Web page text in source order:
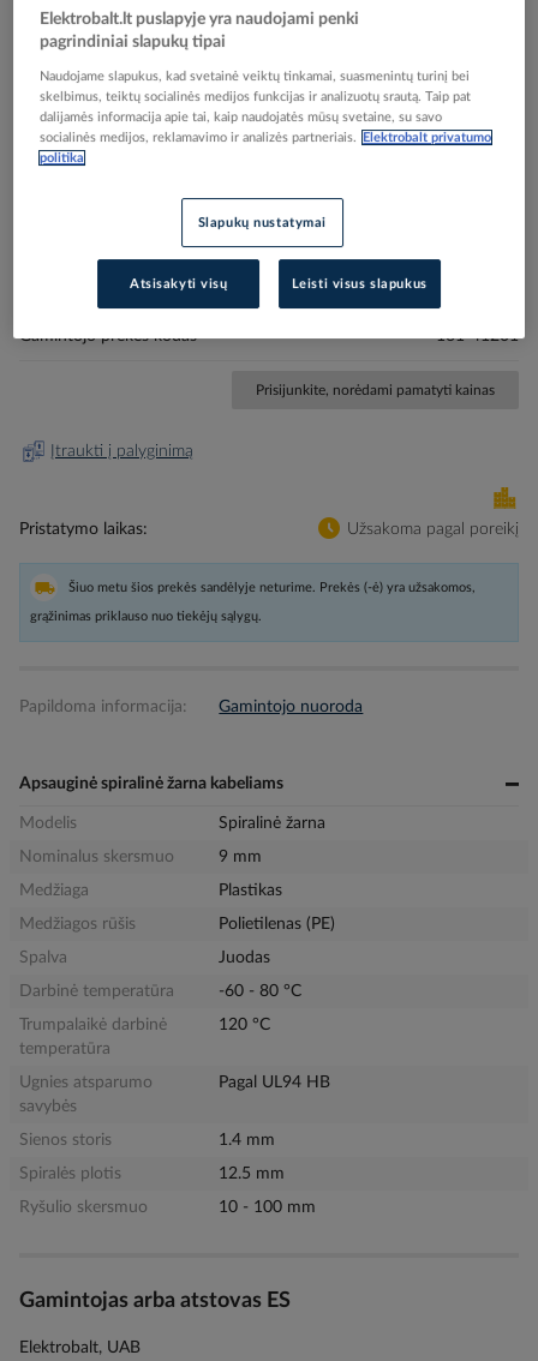
Skip
Reali prekė gali skirtis nuo pavaizduotos nuotraukoje
Vamzdis spiralinis D10-100mm juodas kabelių
apsaugai SBPE9 [30m] - HELLERMANN TYTON
Elektrobalt prekės kodas
Gamintojo prekės kodas
161-41201
Prisijunkite, norėdami pamatyti kainas
Įtraukti į palyginimą
Pristatymo laikas Užsakoma pagal poreikį
Šiuo metu šios prekės sandėlyje neturime. Prekės (-ė) yra užsakomos,
grąžinimas priklauso nuo tiekėjų sąlygų.
Papildoma informacija: Gamintojo nuoroda
Apsauginė spiralinė žarna kabeliams
Modelis
Spiralinė žarna
Nominalus skersmuo
9 mm
Medžiaga
Plastikas
Medžiagos rūšis
Polietilenas (PE)
Spalva
Juodas
Darbinė temperatūra
-60 - 80 °C
Trumpalaikė darbinė
temperatūra
120 °C
Ugnies atsparumo
savybės
Pagal UL94 HB
Sienos storis
1.4 mm
Spiralės plotis
12.5 mm
Ryšulio skersmuo
10 - 100 mm
Gamintojas arba atstovas ES
Elektrobalt, UAB
Elektrobalt.lt puslapyje yra naudojami penki
pagrindiniai slapukų tipai
Naudojame slapukus, kad svetainė veiktų tinkamai, suasmenintų turinį bei
skelbimus, teiktų socialinės medijos funkcijas ir analizuotų srautą. Taip pat
dalijamės informacija apie tai, kaip naudojatės mūsų svetaine, su savo
socialinės medijos, reklamavimo ir analizės partneriais.
Elektrobalt privatumo
politika
Slapukų nustatymai
Atsisakyti visų Leisti visus slapukus